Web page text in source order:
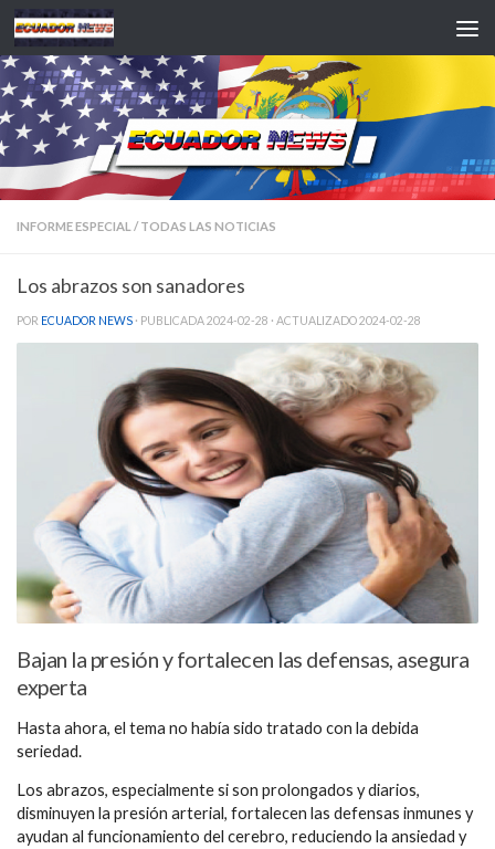
Saltar al contenido
INFORME ESPECIAL / TODAS LAS NOTICIAS
Los abrazos son sanadores
POR ECUADOR NEWS · PUBLICADA2024-02-28 · ACTUALIZADO2024-02-28
Bajan la presión y fortalecen las defensas, asegura
experta
Hasta ahora, el tema no había sido tratado con la debida
seriedad.
Los abrazos, especialmente si son prolongados y diarios,
disminuyen la presión arterial, fortalecen las defensas inmunes y
ayudan al funcionamiento del cerebro, reduciendo la ansiedad y